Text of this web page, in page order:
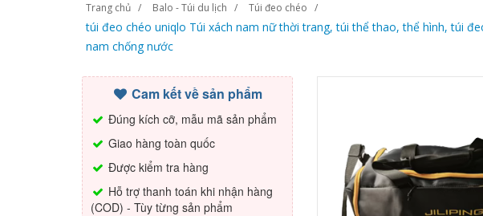
Trang chủ Balo - Túi du lịch Túi đeo chéo
túi đeo chéo uniqlo Túi xách nam nữ thời trang, túi thể thao, thể hình, túi
nam chống nước
Cam kết về sản phẩm
Đúng kích cỡ, mẫu mã sản phẩm
Giao hàng toàn quốc
Được kiểm tra hàng
Hỗ trợ thanh toán khi nhận hàng
(COD) - Tùy từng sản phẩm